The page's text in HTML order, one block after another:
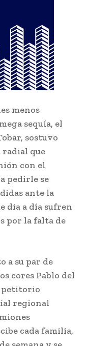
menos
sequía, el
sostuvo
radial que
con el
pedirle se
ante la
dia a día sufren
por la falta de
a su par de
cores Pablo del
petitorio
regional
cada familia,